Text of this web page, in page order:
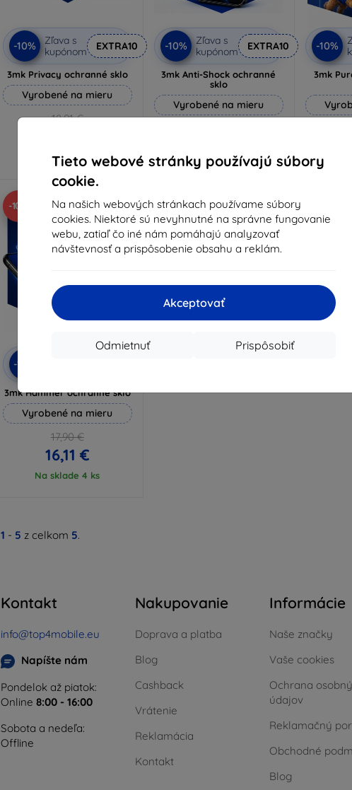
Tieto webové stránky používajú súbory
cookie.
Na našich webových stránkach používame súbory
cookies. Niektoré sú nevyhnutné na správne fungovanie
webu, zatiaľ čo iné nám pomáhajú analyzovať
návštevnosť a prispôsobenie obsahu a reklám.
Akceptovať
Prispôsobiť
Odmietnuť
-10%
Zľava s
kupónom
EXTRA10
3mk Privacy ochranné sklo
Vyrobené na mieru
18,91 €
Na sklade 3 ks
-10%
Zľava s
kupónom
EXTRA10
3mk Anti-Shock ochranné
sklo
Vyrobené na mieru
Na sklade > 5 ks
-10%
3mk
-10%
-10%
3mk Hammer ochranné sklo
Vyrobené na mieru
17,90 €
16,11 €
Na sklade 4 ks
1 - 5 z celkom 5.
Kontakt
info@top4mobile.eu
Napíšte nám
Pondelok až piatok:
Online 8:00 - 16:00
Sobota a nedeľa:
Offline
Nakupovanie
Doprava a platba
Blog
Cashback
Vrátenie
Reklamácia
Kontakt
Informácie
Naše značky
Vaše cookies
Ochrana
údajov
Reklamačný
Obchodné
Blog